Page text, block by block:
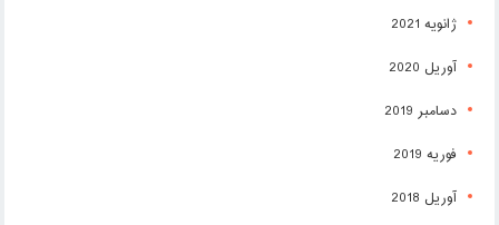
ژانویه 2021
آوریل 2020
دسامبر 2019
فوریه 2019
آوریل 2018